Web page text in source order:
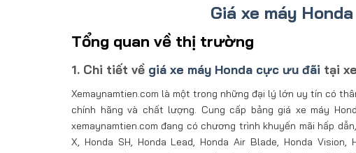
Giá xe máy
Tổng quan về thị trường
1. Chi tiết về giá xe máy Honda cực ưu đãi tại
Xemaynamtien.com là một trong những đại lý lớn uy tín có
chính hãng và chất lượng. Cung cấp bảng giá xe máy
xemaynamtien.com đang có chương trình khuyến mãi hấp
X, Honda SH, Honda Lead, Honda Air Blade, Honda